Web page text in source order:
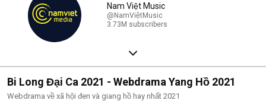
Nam Việt Music
@NamViệtMusic
3.73M subscribers
Bi Long Đại Ca 2021 - Webdrama Yang Hồ 2021
Webdrama về xã hội đen và giang hồ hay nhất 2021